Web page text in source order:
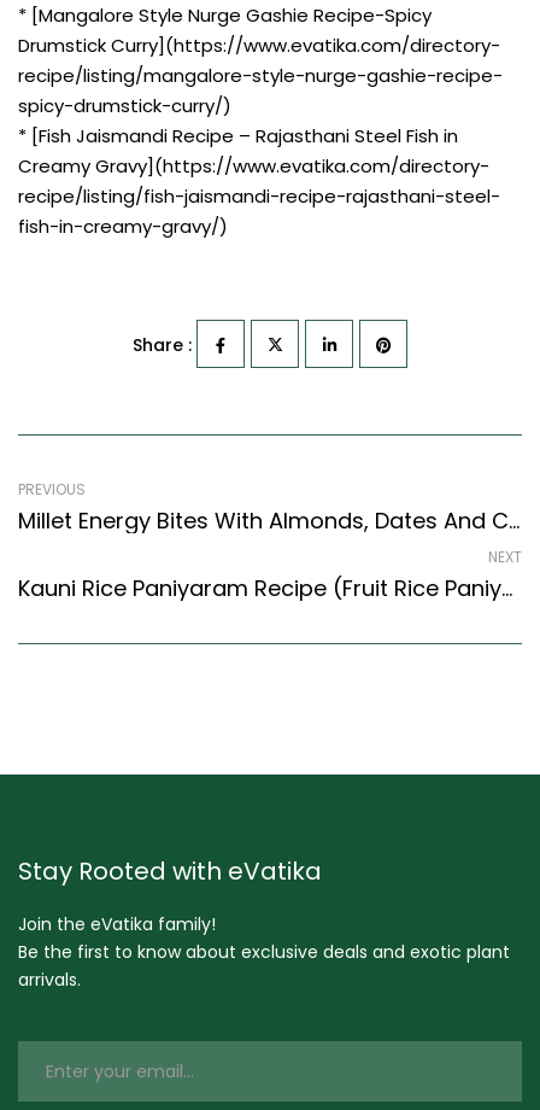
* [Mangalore Style Nurge Gashie Recipe-Spicy
Drumstick Curry](https://www.evatika.com/directory-
recipe/listing/mangalore-style-nurge-gashie-recipe-
spicy-drumstick-curry/)
* [Fish Jaismandi Recipe – Rajasthani Steel Fish in
Creamy Gravy](https://www.evatika.com/directory-
recipe/listing/fish-jaismandi-recipe-rajasthani-steel-
fish-in-creamy-gravy/)
Share :
PREVIOUS
Millet Energy Bites With Almonds, Dates And Coconut Recipe (Continental Style)
NEXT
Kauni Rice Paniyaram Recipe (Fruit Rice Paniyaram Recipe) (Chettinad Style)
Stay Rooted with eVatika
Join the eVatika family!
Be the first to know about exclusive deals and exotic plant
arrivals.